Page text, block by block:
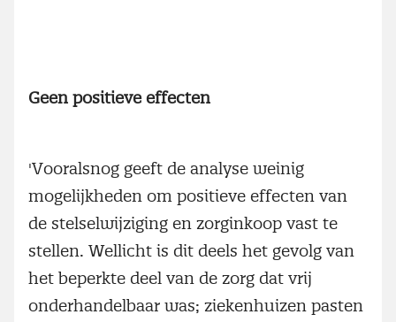
Geen positieve effecten
'Vooralsnog geeft de analyse weinig
mogelijkheden om positieve effecten van
de stelselwijziging en zorginkoop vast te
stellen. Wellicht is dit deels het gevolg van
het beperkte deel van de zorg dat vrij
onderhandelbaar was; ziekenhuizen pasten